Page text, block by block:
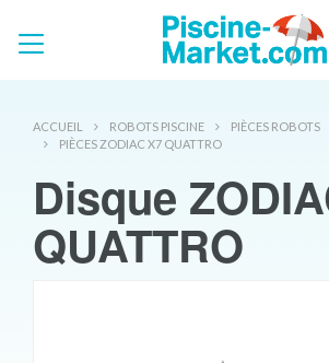
ACCUEIL ROBOTS PISCINE
PIÈCES ROBOTS
PIÈCES ZODIAC X7 QUATTRO
Disque
QUATTRO